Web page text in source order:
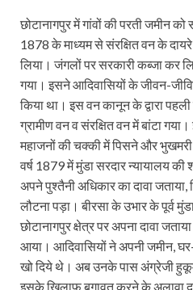
छोटानागपुर में गांवों की परती जमीन
1878 के माध्यम से संरक्षित वन के
लिया। जंगलों पर सरकारी कब्जा कर
गया। इसने आदिवासियों के जीवन-
किया था। इस वन कानून के द्वारा पहली
ग्रामीण वन व संरक्षित वन में बांटा
महाजनों की चक्की में पिसने और
वर्ष 1879 में मुंडा सरदार न्यायालय
अपने पुश्तैनी अधिकार का दावा जताया,
लौटना पड़ा। बीरसा के उभार के पूर्व
छोटानागपुर क्षेत्र पर अपना दावा
आया। आदिवासियों ने अपनी जमीन,
खो दिये थे। अब उनके पास अंग्रेजी
इसके खिलाफ़ बगावत करने के अलावा